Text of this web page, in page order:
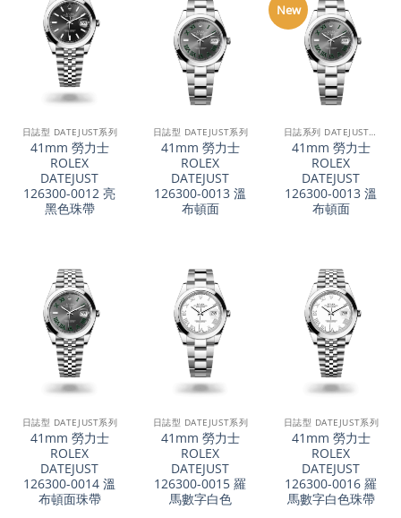
日誌型 DATEJUST系列
41mm 勞力士
ROLEX
DATEJUST
126300-0012 亮
黑色珠帶
日誌型 DATEJUST系列
41mm 勞力士
ROLEX
DATEJUST
126300-0013 溫
布頓面
New
日誌系列 DATEJUST 41
41mm 勞力士
ROLEX
DATEJUST
126300-0013 溫
布頓面
日誌型 DATEJUST系列
41mm 勞力士
ROLEX
DATEJUST
126300-0014 溫
布頓面珠帶
日誌型 DATEJUST系列
41mm 勞力士
ROLEX
DATEJUST
126300-0015 羅
馬數字白色
日誌型 DATEJUST系列
41mm 勞力士
ROLEX
DATEJUST
126300-0016 羅
馬數字白色珠帶